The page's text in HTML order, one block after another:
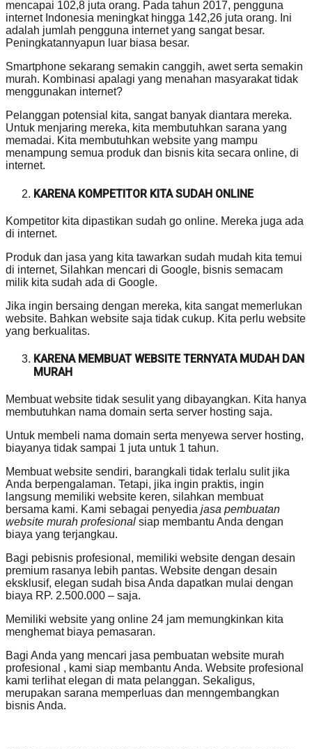
mencapai 102,8 juta orang. Pada tahun 2017, pengguna
internet Indonesia meningkat hingga 142,26 juta orang. Ini
adalah jumlah pengguna internet yang sangat besar.
Peningkatannyapun luar biasa besar.
Smartphone sekarang semakin canggih, awet serta semakin
murah. Kombinasi apalagi yang menahan masyarakat tidak
menggunakan internet?
Pelanggan potensial kita, sangat banyak diantara mereka.
Untuk menjaring mereka, kita membutuhkan sarana yang
memadai. Kita membutuhkan website yang mampu
menampung semua produk dan bisnis kita secara online, di
internet.
KARENA KOMPETITOR KITA SUDAH ONLINE
Kompetitor kita dipastikan sudah go online. Mereka juga ada
di internet.
Produk dan jasa yang kita tawarkan sudah mudah kita temui
di internet, Silahkan mencari di Google, bisnis semacam
milik kita sudah ada di Google.
Jika ingin bersaing dengan mereka, kita sangat memerlukan
website. Bahkan website saja tidak cukup. Kita perlu website
yang berkualitas.
KARENA MEMBUAT WEBSITE TERNYATA MUDAH DAN
MURAH
Membuat website tidak sesulit yang dibayangkan. Kita hanya
membutuhkan nama domain serta server hosting saja.
Untuk membeli nama domain serta menyewa server hosting,
biayanya tidak sampai 1 juta untuk 1 tahun.
Membuat website sendiri, barangkali tidak terlalu sulit jika
Anda berpengalaman. Tetapi, jika ingin praktis, ingin
langsung memiliki website keren, silahkan membuat
bersama kami. Kami sebagai penyedia jasa pembuatan
website murah profesional siap membantu Anda dengan
biaya yang terjangkau.
Bagi pebisnis profesional, memiliki website dengan desain
premium rasanya lebih pantas. Website dengan desain
eksklusif, elegan sudah bisa Anda dapatkan mulai dengan
biaya RP. 2.500.000 – saja.
Memiliki website yang online 24 jam memungkinkan kita
menghemat biaya pemasaran.
Bagi Anda yang mencari jasa pembuatan website murah
profesional , kami siap membantu Anda. Website profesional
kami terlihat elegan di mata pelanggan. Sekaligus,
merupakan sarana memperluas dan menngembangkan
bisnis Anda.